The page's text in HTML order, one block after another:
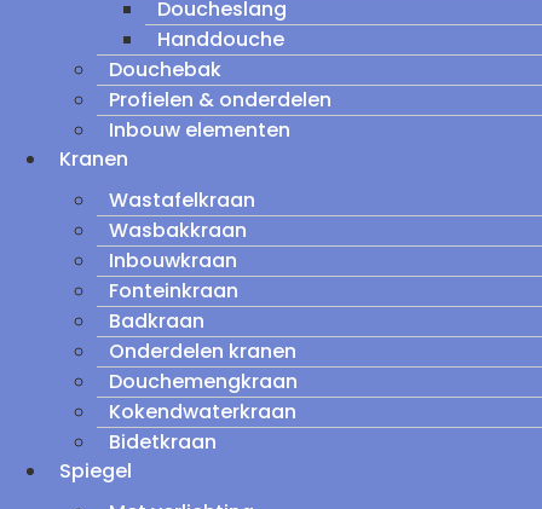
Doucheslang
Handdouche
Douchebak
Profielen & onderdelen
Inbouw elementen
Kranen
Wastafelkraan
Wasbakkraan
Inbouwkraan
Fonteinkraan
Badkraan
Onderdelen kranen
Douchemengkraan
Kokendwaterkraan
Bidetkraan
Spiegel